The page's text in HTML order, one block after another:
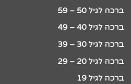
ברכה לגיל 50 – 59
ברכה לגיל 40 – 49
ברכה לגיל 30 – 39
ברכה לגיל 20 – 29
ברכה לגיל 19